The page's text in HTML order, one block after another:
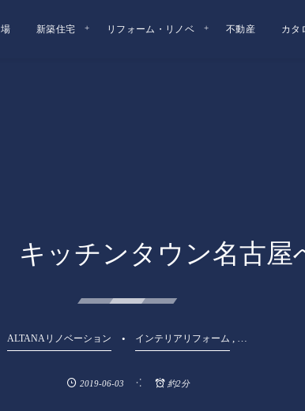
新築住宅 リフォーム・リノベ 不動産 カタ
ッチンタウン名古屋
ALTANAリノベーション インテリアリフォーム
2019-06-03 約2分